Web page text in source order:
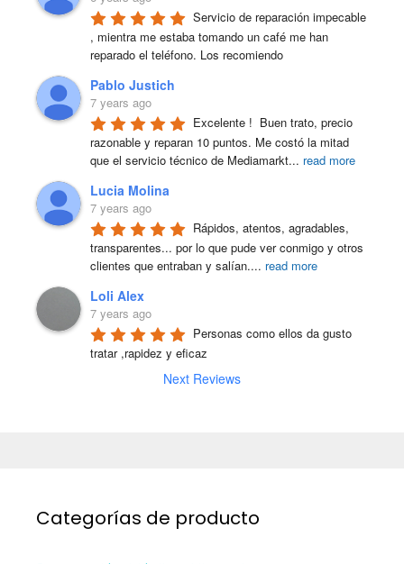
Servicio de reparación impecable
, mientra me estaba tomando un café me han
reparado el teléfono. Los recomiendo
Pablo Justich
7 years ago
Excelente !  Buen trato, precio
razonable y reparan 10 puntos. Me costó la mitad
que el servicio técnico de Mediamarkt... read more
Lucia Molina
7 years ago
Rápidos, atentos, agradables,
transparentes... por lo que pude ver conmigo y otros
clientes que entraban y salían.... read more
Loli Alex
7 years ago
Personas como ellos da gusto
tratar ,rapidez y eficaz
Next Reviews
Categorías de producto